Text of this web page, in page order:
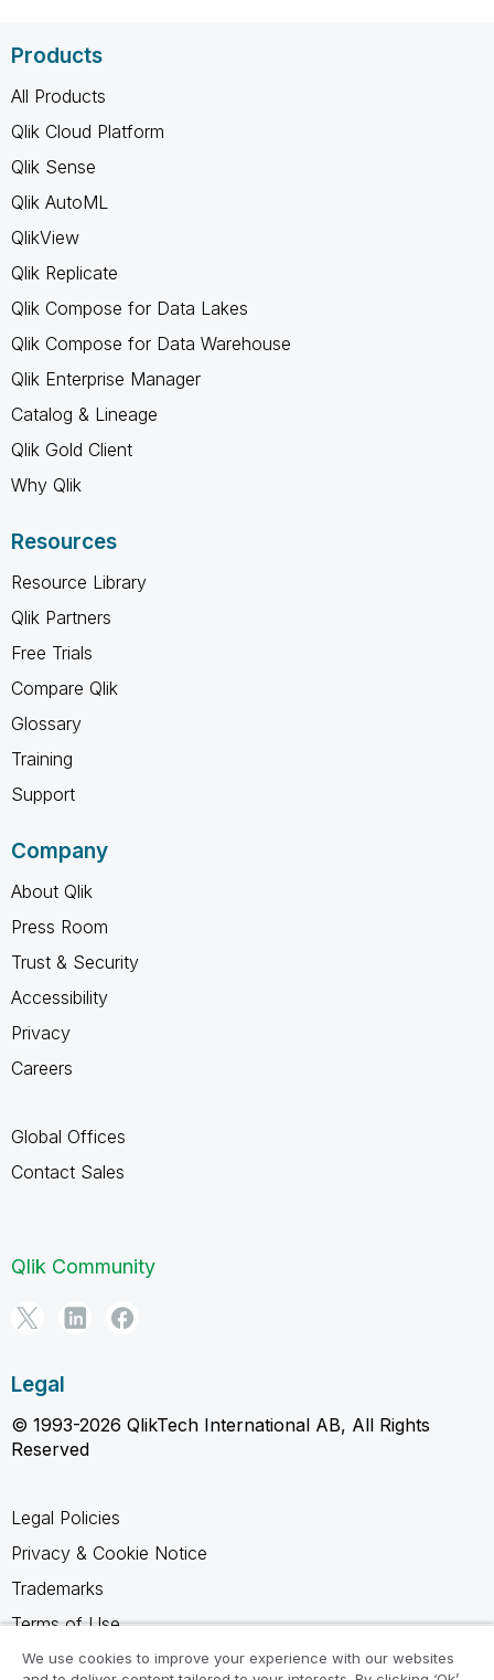
Products
All Products
Qlik Cloud Platform
Qlik Sense
Qlik AutoML
QlikView
Qlik Replicate
Qlik Compose for Data Lakes
Qlik Compose for Data Warehouse
Qlik Enterprise Manager
Catalog & Lineage
Qlik Gold Client
Why Qlik
Resources
Resource Library
Qlik Partners
Free Trials
Compare Qlik
Glossary
Training
Support
Company
About Qlik
Press Room
Trust & Security
Accessibility
Privacy
Careers
Global Offices
Contact Sales
Qlik Community
Legal
© 1993-2026 QlikTech International AB, All Rights
Reserved
Legal Policies
Privacy & Cookie Notice
Trademarks
Terms of Use
Legal Agreements
We use cookies to improve your experience with our websites